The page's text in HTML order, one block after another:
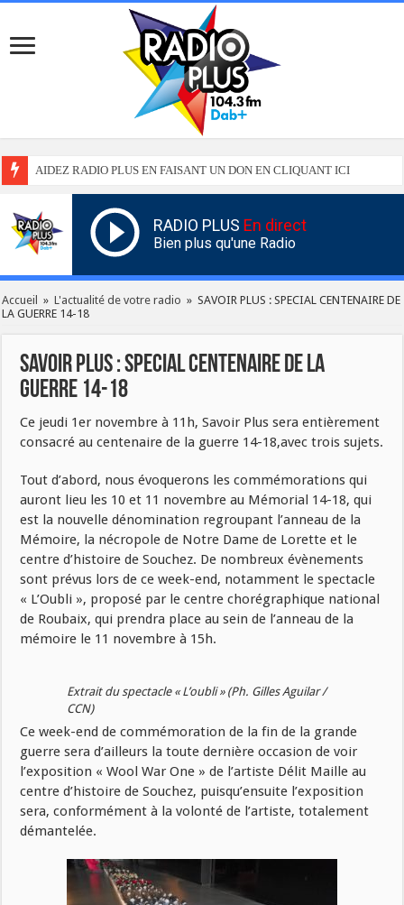
AIDEZ RADIO PLUS EN FAISANT UN DON EN CLIQUANT ICI
RADIO PLUS En direct
Bien plus qu'une Radio
Accueil » L'actualité de votre radio » SAVOIR PLUS : SPECIAL CENTENAIRE DE
LA GUERRE 14-18
SAVOIR PLUS : SPECIAL CENTENAIRE DE LA
GUERRE 14-18
Ce jeudi 1er novembre à 11h, Savoir Plus sera entièrement
consacré au centenaire de la guerre 14-18,avec trois sujets.
Tout d’abord, nous évoquerons les commémorations qui
auront lieu les 10 et 11 novembre au Mémorial 14-18, qui
est la nouvelle dénomination regroupant l’anneau de la
Mémoire, la nécropole de Notre Dame de Lorette et le
centre d’histoire de Souchez. De nombreux évènements
sont prévus lors de ce week-end, notamment le spectacle
« L’Oubli », proposé par le centre chorégraphique national
de Roubaix, qui prendra place au sein de l’anneau de la
mémoire le 11 novembre à 15h.
Extrait du spectacle « L’oubli » (Ph. Gilles Aguilar /
CCN)
Ce week-end de commémoration de la fin de la grande
guerre sera d’ailleurs la toute dernière occasion de voir
l’exposition « Wool War One » de l’artiste Délit Maille au
centre d’histoire de Souchez, puisqu’ensuite l’exposition
sera, conformément à la volonté de l’artiste, totalement
démantelée.